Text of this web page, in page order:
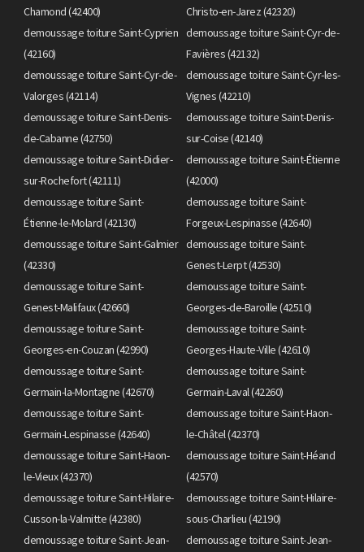
Chamond (42400)
Christo-en-Jarez (42320)
demoussage toiture Saint-Cyprien
(42160)
demoussage toiture Saint-Cyr-de-
Favières (42132)
demoussage toiture Saint-Cyr-de-
Valorges (42114)
demoussage toiture Saint-Cyr-les-
Vignes (42210)
demoussage toiture Saint-Denis-
de-Cabanne (42750)
demoussage toiture Saint-Denis-
sur-Coise (42140)
demoussage toiture Saint-Didier-
sur-Rochefort (42111)
demoussage toiture Saint-Étienne
(42000)
demoussage toiture Saint-
Étienne-le-Molard (42130)
demoussage toiture Saint-
Forgeux-Lespinasse (42640)
demoussage toiture Saint-Galmier
(42330)
demoussage toiture Saint-
Genest-Lerpt (42530)
demoussage toiture Saint-
Genest-Malifaux (42660)
demoussage toiture Saint-
Georges-de-Baroille (42510)
demoussage toiture Saint-
Georges-en-Couzan (42990)
demoussage toiture Saint-
Georges-Haute-Ville (42610)
demoussage toiture Saint-
Germain-la-Montagne (42670)
demoussage toiture Saint-
Germain-Laval (42260)
demoussage toiture Saint-
Germain-Lespinasse (42640)
demoussage toiture Saint-Haon-
le-Châtel (42370)
demoussage toiture Saint-Haon-
le-Vieux (42370)
demoussage toiture Saint-Héand
(42570)
demoussage toiture Saint-Hilaire-
Cusson-la-Valmitte (42380)
demoussage toiture Saint-Hilaire-
sous-Charlieu (42190)
demoussage toiture Saint-Jean-
demoussage toiture Saint-Jean-